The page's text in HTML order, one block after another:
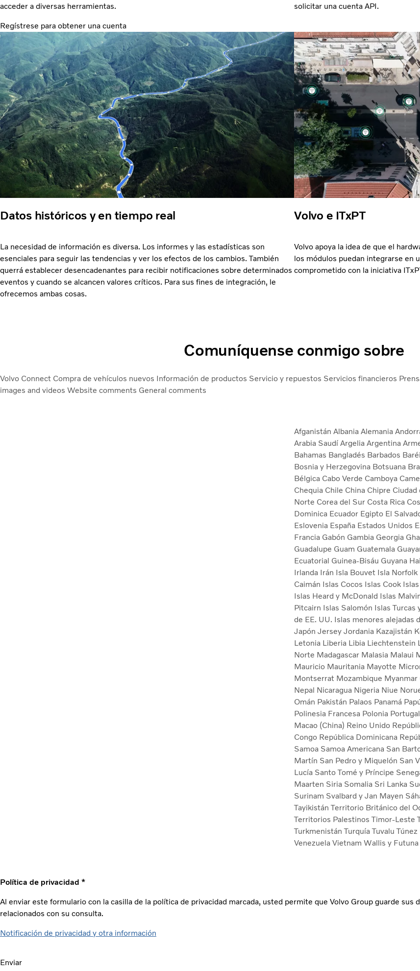
acceder a diversas herramientas.
Regístrese para obtener una cuenta
solicitar una cuenta API.
Datos históricos y en tiempo real
La necesidad de información es diversa. Los informes y las estadísticas son
esenciales para seguir las tendencias y ver los efectos de los cambios. También
querrá establecer desencadenantes para recibir notificaciones sobre determinados
eventos y cuando se alcancen valores críticos. Para sus fines de integración, le
ofrecemos ambas cosas.
Volvo e ITxPT
Volvo apoya la idea de que el
los módulos puedan integrarse en
comprometido con la iniciativa
Comuníquense conmigo sobre
Volvo Connect Compra de vehículos nuevos Información de productos Servicio y repuestos Servicios financieros
images and videos Website comments General comments
Afganistán Albania Alemania
Arabia Saudí Argelia Argentina
Bahamas Bangladés Barbados
Bosnia y Herzegovina Botsuana
Bélgica Cabo Verde Camboya
Chequia Chile China Chipre Ciudad
Norte Corea del Sur Costa Rica
Dominica Ecuador Egipto El
Eslovenia España Estados Unidos
Francia Gabón Gambia Georgia
Guadalupe Guam Guatemala
Ecuatorial Guinea-Bisáu Guyana
Irlanda Irán Isla Bouvet Isla Norfolk
Caimán Islas Cocos Islas Cook
Islas Heard y McDonald Islas
Pitcairn Islas Salomón Islas Turcas
de EE. UU. Islas menores alejadas
Japón Jersey Jordania Kazajistán
Letonia Liberia Libia Liechtenstein
Norte Madagascar Malasia Malaui
Mauricio Mauritania Mayotte
Montserrat Mozambique Myanmar
Nepal Nicaragua Nigeria Niue
Omán Pakistán Palaos Panamá
Polinesia Francesa Polonia Portugal
Macao (China) Reino Unido
Congo República Dominicana
Samoa Samoa Americana San
Martín San Pedro y Miquelón San
Lucía Santo Tomé y Príncipe
Maarten Siria Somalia Sri Lanka
Surinam Svalbard y Jan Mayen
Tayikistán Territorio Británico del
Territorios Palestinos Timor-Leste
Turkmenistán Turquía Tuvalu Túnez
Venezuela Vietnam Wallis y Futuna
Política de privacidad *
Al enviar este formulario con la casilla de la política de privacidad marcada, usted permite que Volvo Group guarde sus
relacionados con su consulta.
Notificación de privacidad y otra información
Enviar